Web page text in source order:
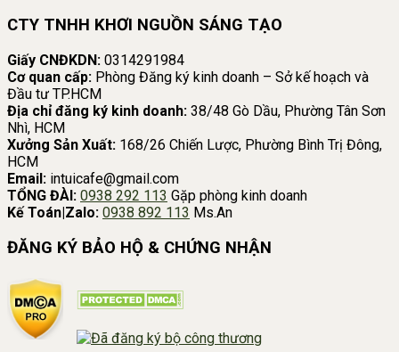
CTY TNHH KHƠI NGUỒN SÁNG TẠO
Giấy CNĐKDN: 0314291984
Cơ quan cấp: Phòng Đăng ký kinh doanh – Sở kế hoạch và
Đầu tư TP.HCM
Địa chỉ đăng ký kinh doanh: 38/48 Gò Dầu, Phường Tân Sơn
Nhì, HCM
Xưởng Sản Xuất: 168/26 Chiến Lược, Phường Bình Trị Đông,
HCM
Email: intuicafe@gmail.com
TỔNG ĐÀI: 0938 292 113 Gặp phòng kinh doanh
Kế Toán|Zalo: 0938 892 113 Ms.An
ĐĂNG KÝ BẢO HỘ & CHỨNG NHẬN